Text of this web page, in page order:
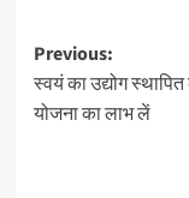
Post
Previous:
स्वयं का उद्योग
योजना का लाभ लें